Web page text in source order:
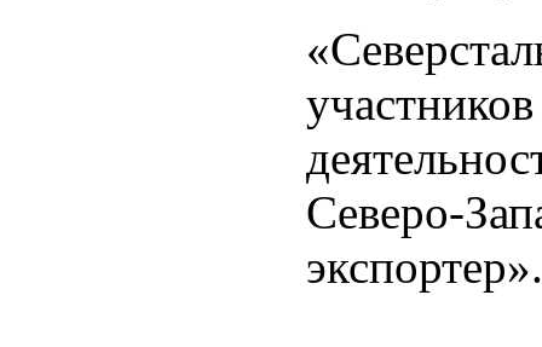
Северо-
экспортер».